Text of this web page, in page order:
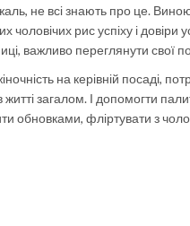
не всі знають про це.
рис успіху і довіри
важливо переглянути свої
на керівній посаді,
житті загалом. І допомогти
обновками, фліртувати з